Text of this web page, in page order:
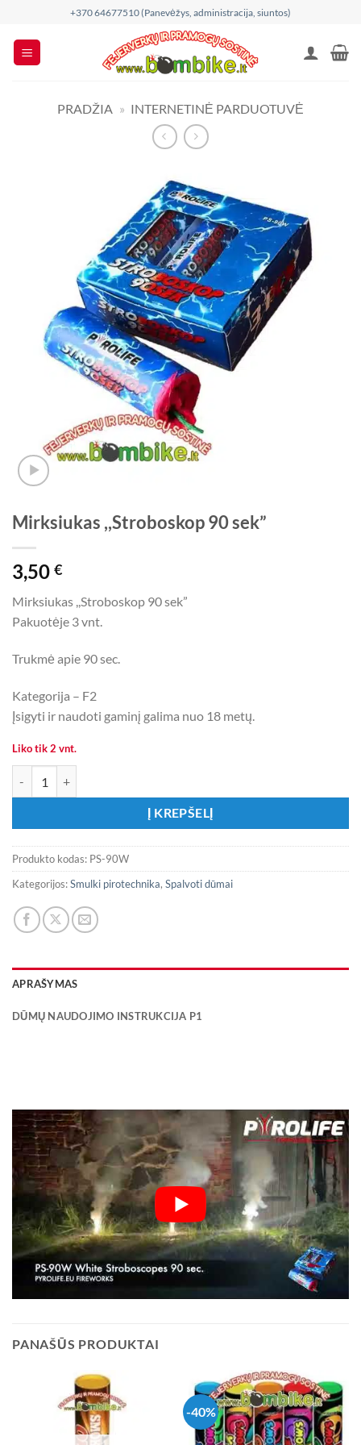
content
+370 64677510 (Panevėžys, administracija, siuntos)
PRADŽIA » INTERNETINĖ PARDUOTUVĖ
Mirksiukas ,,Stroboskop 90 sek”
3,50 €
Mirksiukas ,,Stroboskop 90 sek”
Pakuotėje 3 vnt.
Trukmė apie 90 sec.
Kategorija – F2
Įsigyti ir naudoti gaminį galima nuo 18 metų.
Liko tik 2 vnt.
Į KREPŠELĮ
Produkto kodas: PS-90W
Kategorijos:Smulki pirotechnika, Spalvoti dūmai
APRAŠYMAS
DŪMŲ NAUDOJIMO INSTRUKCIJA P1
PANAŠŪS PRODUKTAI
-40%